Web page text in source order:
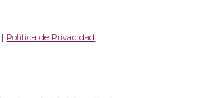
| Política de Privacidad